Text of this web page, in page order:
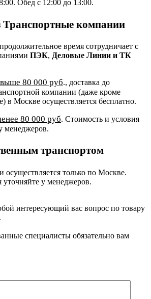
Обед с 12:00 до 13:00.
Транспортные компании
время сотрудничает с
ПЭК, Деловые Линии и ТК
80 000 руб., доставка до
компании (даже кроме
в Москве осуществляется бесплатно.
80 000 руб. Стоимость и условия
менеджеров.
транспортом
осуществляется только по Москве.
у менеджеров.
интересующий вас вопрос по товару
специалисты обязательно вам